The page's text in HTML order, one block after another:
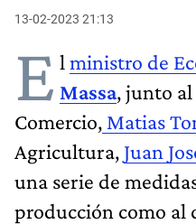
13-02-2023 21:13
E l ministro de
Massa, junto al
Comercio, Matias
Agricultura, Juan
una serie de
producción como al